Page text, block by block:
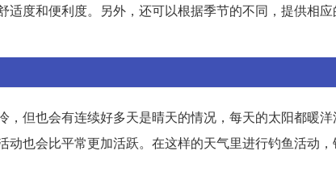
度和便利度。另外，还可以根据季节的不同，提供相
但也会有连续好多天是晴天的情况，每天的太阳都暖洋
也会比平常更加活跃。在这样的天气里进行钓鱼活动